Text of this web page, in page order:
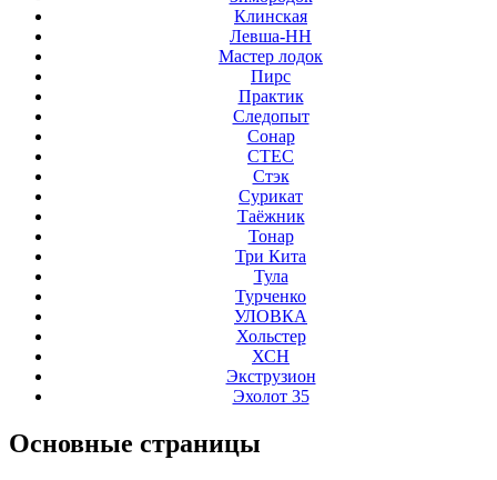
Клинская
Левша-НН
Мастер лодок
Пирс
Практик
Следопыт
Сонар
СТЕС
Стэк
Сурикат
Таёжник
Тонар
Три Кита
Тула
Турченко
УЛОВКА
Хольстер
ХСН
Экструзион
Эхолот 35
Основные страницы